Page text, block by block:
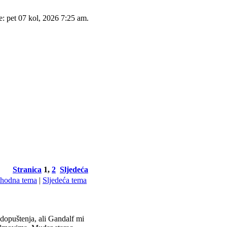
pet 07 kol, 2026 7:25 am.
Stranica 1, 2 Sljedeća
tema | Sljedeća tema
ali Gandalf mi